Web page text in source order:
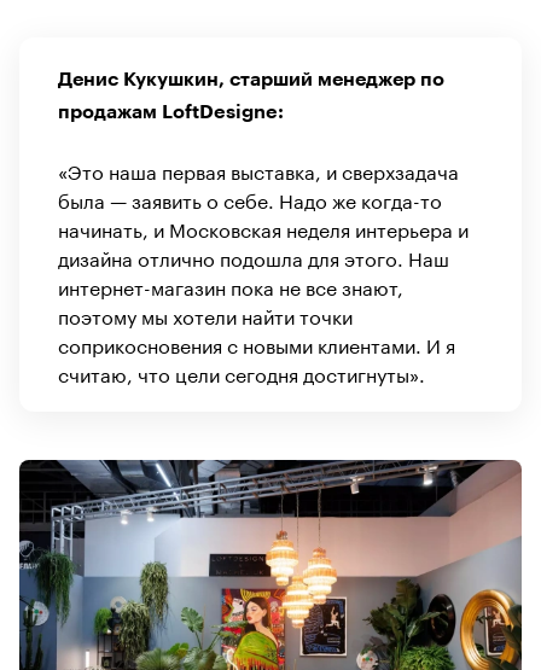
Денис Кукушкин, старший менеджер по
продажам LoftDesigne:
«Это наша первая выставка, и сверхзадача
была — заявить о себе. Надо же когда-то
начинать, и Московская неделя интерьера и
дизайна отлично подошла для этого. Наш
интернет-магазин пока не все знают,
поэтому мы хотели найти точки
соприкосновения с новыми клиентами. И я
считаю, что цели сегодня достигнуты».